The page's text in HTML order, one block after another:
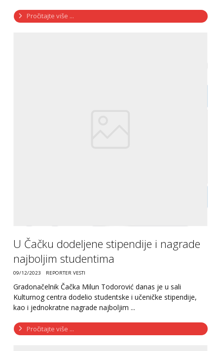
Pročitajte više ...
U Čačku dodeljene stipendije i nagrade
najboljim studentima
09/12/2023 REPORTER VESTI
Gradonačelnik Čačka Milun Todorović danas je u sali
Kulturnog centra dodelio studentske i učeničke stipendije,
kao i jednokratne nagrade najboljim ...
Pročitajte više ...